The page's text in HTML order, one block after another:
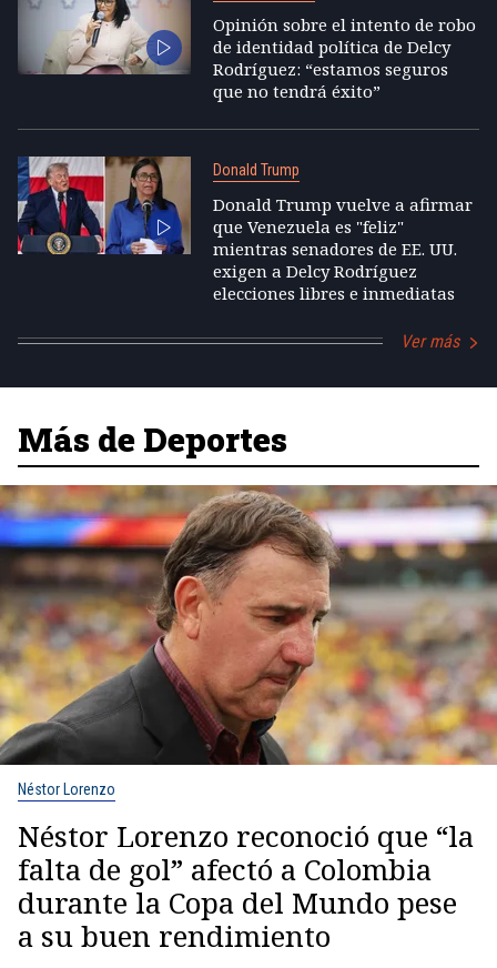
Opinión sobre el intento de robo
de identidad política de Delcy
Rodríguez: “estamos seguros
que no tendrá éxito”
Donald Trump
Donald Trump vuelve a afirmar
que Venezuela es "feliz"
mientras senadores de EE. UU.
exigen a Delcy Rodríguez
elecciones libres e inmediatas
Ver más
Más de Deportes
Néstor Lorenzo
Néstor Lorenzo reconoció que “la
falta de gol” afectó a Colombia
durante la Copa del Mundo pese
a su buen rendimiento